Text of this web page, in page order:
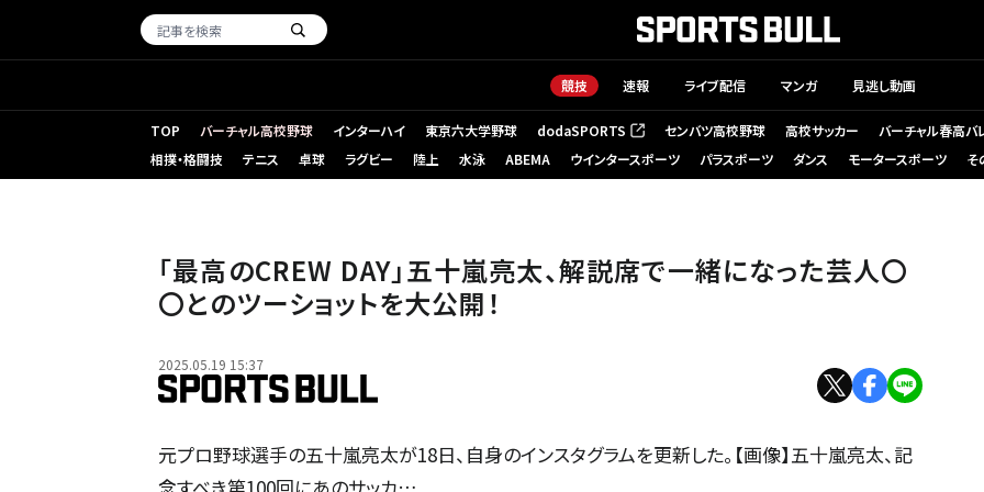
競技 速報 ライブ配信 マンガ 見逃し動画
TOP バーチャル高校野球 インターハイ 東京六大学野球 dodaSPORTS
（新しいタブで開く） センバツ高校野球 高校サッカー
バーチャル春高バ
相撲・格闘技
テニス 卓球 ラグビー 陸上 水泳 ABEMA ウインタースポーツ パラスポーツ ダンス モータースポーツ そ
「最高のCREW DAY」五十嵐亮太、解説席で一緒になった芸人〇
〇とのツーショットを大公開！
2025.05.19 15:37
元プロ野球選手の五十嵐亮太が18日、自身のインスタグラムを更新した。【画像】五十嵐亮太、記